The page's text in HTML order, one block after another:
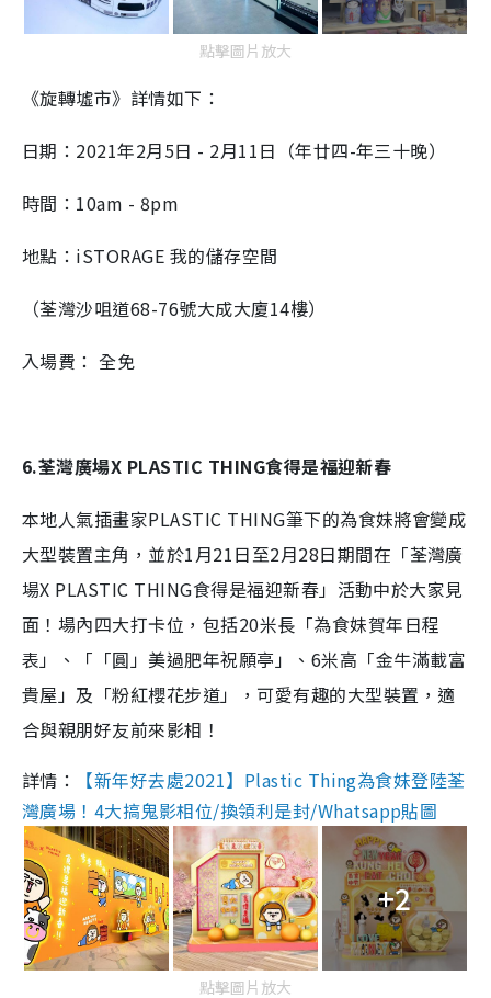
點擊圖片放大
《旋轉墟市》詳情如下：
日期：2021年2月5日 - 2月11日（年廿四-年三十晚）
時間：10am - 8pm
地點：iSTORAGE 我的儲存空間
（荃灣沙咀道68-76號大成大廈14樓）
入場費： 全免
6.荃灣廣場X PLASTIC THING食得是福迎新春
本地人氣插畫家PLASTIC THING筆下的為食妹將會變成
大型裝置主角，並於1月21日至2月28日期間在「荃灣廣
場X PLASTIC THING食得是福迎新春」活動中於大家見
面！場內四大打卡位，包括20米長「為食妹賀年日程
表」、「「圓」美過肥年祝願亭」、6米高「金牛滿載富
貴屋」及「粉紅櫻花步道」，可愛有趣的大型裝置，適
合與親朋好友前來影相！
詳情：
【新年好去處2021】Plastic Thing為食妹登陸荃
灣廣場！4大搞鬼影相位/換領利是封/Whatsapp貼圖
+2
點擊圖片放大